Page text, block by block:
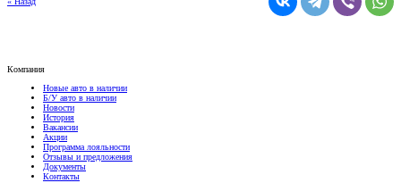
Компания
Новые авто в наличии
Б/У авто в наличии
Новости
История
Вакансии
Акции
Программа лояльности
Отзывы и предложения
Документы
Контакты